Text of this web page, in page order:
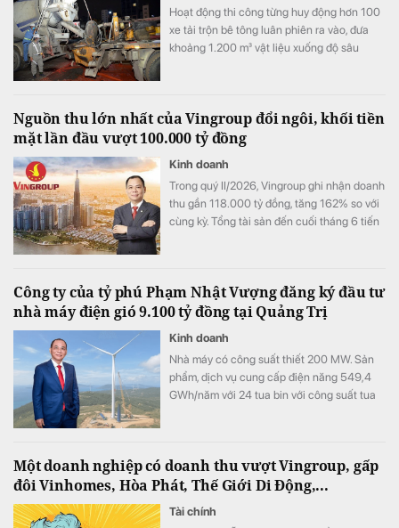
Hoạt động thi công từng huy động hơn 100
xe tải trộn bê tông luân phiên ra vào, đưa
khoảng 1.200 m³ vật liệu xuống độ sâu
Nguồn thu lớn nhất của Vingroup đổi ngôi, khối tiền
mặt lần đầu vượt 100.000 tỷ đồng
Kinh doanh
Trong quý II/2026, Vingroup ghi nhận doanh
thu gần 118.000 tỷ đồng, tăng 162% so với
cùng kỳ. Tổng tài sản đến cuối tháng 6 tiến
Công ty của tỷ phú Phạm Nhật Vượng đăng ký đầu tư
nhà máy điện gió 9.100 tỷ đồng tại Quảng Trị
Kinh doanh
Nhà máy có công suất thiết 200 MW. Sản
phẩm, dịch vụ cung cấp điện năng 549,4
GWh/năm với 24 tua bin với công suất tua
Một doanh nghiệp có doanh thu vượt Vingroup, gấp
đôi Vinhomes, Hòa Phát, Thế Giới Di Động,...
Tài chính